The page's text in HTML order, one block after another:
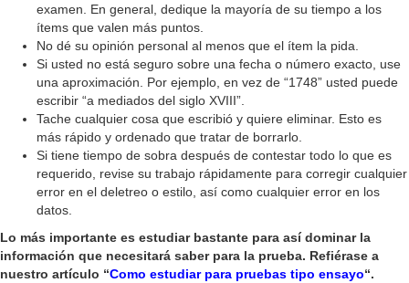
e
o
examen. En general, dedique la mayoría de su tiempo a los
ítems que valen más puntos.
No dé su opinión personal al menos que el ítem la pida.
Si usted no está seguro sobre una fecha o número exacto, use
una aproximación. Por ejemplo, en vez de “1748” usted puede
escribir “a mediados del siglo XVIII”.
Tache cualquier cosa que escribió y quiere eliminar. Esto es
más rápido y ordenado que tratar de borrarlo.
Si tiene tiempo de sobra después de contestar todo lo que es
requerido, revise su trabajo rápidamente para corregir cualquier
error en el deletreo o estilo, así como cualquier error en los
datos.
Lo más importante es estudiar bastante para así dominar la
información que necesitará saber para la prueba. Refiérase a
nuestro artículo “Como estudiar para pruebas tipo ensayo“.